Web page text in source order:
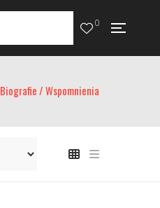
0
Biografie / Wspomnienia